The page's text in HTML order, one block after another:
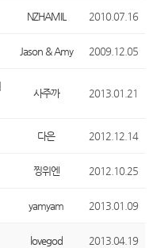
NZHAMIL 2010.07.16
Jason & Amy 2009.12.05
사주까 2013.01.21
다은 2012.12.14
찡위엔 2012.10.25
yamyam 2013.01.09
lovegod 2013.04.19